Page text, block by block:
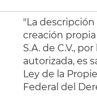
"La
creación
S.A. de C.V.,
autorizada, es
Ley de la
Federal del